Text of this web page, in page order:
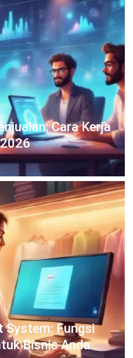
Software untuk